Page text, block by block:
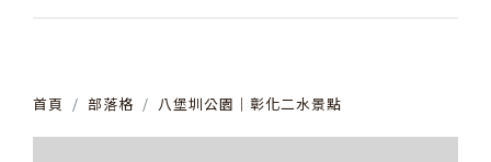
其他活動
首頁 部落格 八堡圳公園│彰化二水景點